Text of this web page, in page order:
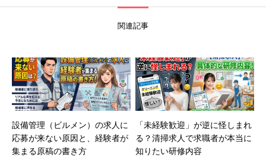
関連記事
設備管理（ビルメン）の求人に
応募が来ない原因と、経験者が
集まる原稿の書き方
「未経験歓迎」が逆に怪しまれ
る？清掃求人で求職者が本当に
知りたい研修内容